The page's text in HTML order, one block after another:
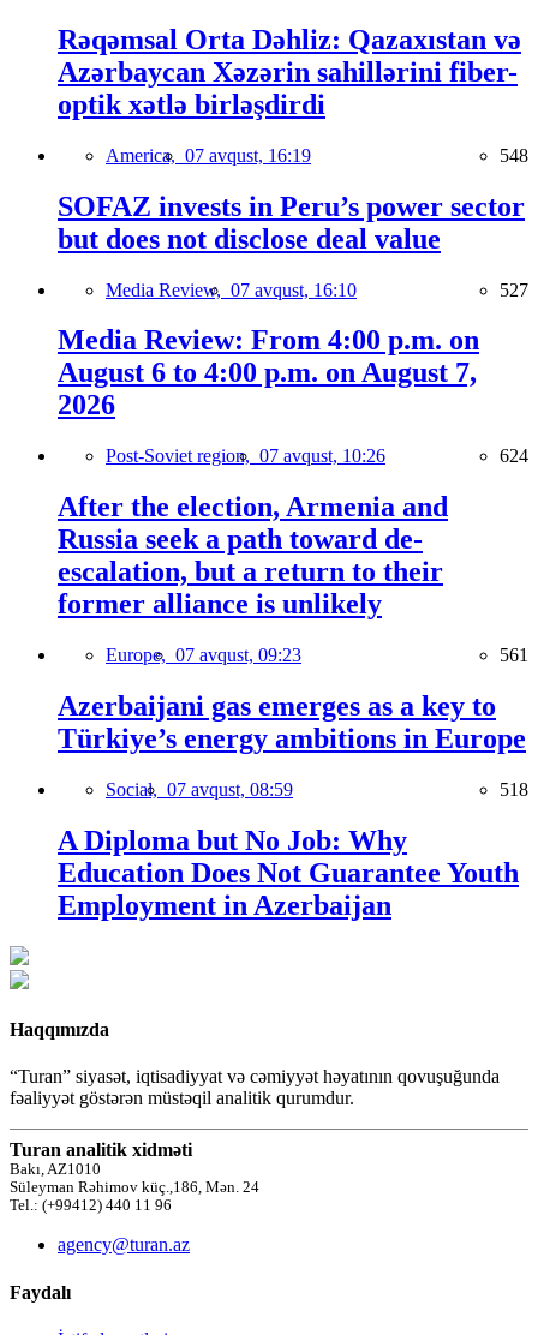
Rəqəmsal Orta Dəhliz: Qazaxıstan və
Azərbaycan Xəzərin sahillərini fiber-
optik xətlə birləşdirdi
America, 07 avqust, 16:19 548
SOFAZ invests in Peru’s power sector
but does not disclose deal value
Media Review, 07 avqust, 16:10 527
Media Review: From 4:00 p.m. on
August 6 to 4:00 p.m. on August 7,
2026
Post-Soviet region, 07 avqust, 10:26 624
After the election, Armenia and
Russia seek a path toward de-
escalation, but a return to their
former alliance is unlikely
Europe, 07 avqust, 09:23 561
Azerbaijani gas emerges as a key to
Türkiye’s energy ambitions in Europe
Social, 07 avqust, 08:59 518
A Diploma but No Job: Why
Education Does Not Guarantee Youth
Employment in Azerbaijan
Haqqımızda
“Turan” siyasət, iqtisadiyyat və cəmiyyət həyatının qovuşuğunda
fəaliyyət göstərən müstəqil analitik qurumdur.
Turan analitik xidməti
Bakı, AZ1010
Süleyman Rəhimov küç.,186, Mən. 24
Tel.: (+99412) 440 11 96
agency@turan.az
Faydalı